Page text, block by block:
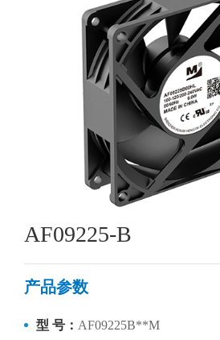
AF09225-B
产品参数
型 号： AF09225B**M